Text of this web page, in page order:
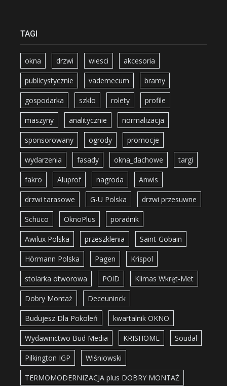
TAGI
okna drzwi wiesci akcesoria
publicystycznie vademecum bramy
gospodarka szklo rolety profile
maszyny analitycznie normalizacja
sponsorowany ogrody promocje
wydarzenia fasady okna_dachowe targi
fakro Aluprof nagroda Anwis
drzwi tarasowe G-U Polska drzwi przesuwne
Schüco OknoPlus poradnik
Awilux Polska przeszklenia Saint-Gobain
Hörmann Polska Pagen Krispol
stolarka otworowa POiD Klimas Wkręt-Met
Dobry Montaż Deceuninck
Budujesz Dla Pokoleń kwartalnik OKNO
Wydawnictwo Bud Media KRISHOME Soudal
Pilkington IGP Wiśniowski
TERMOMODERNIZACJA plus DOBRY MONTAŻ